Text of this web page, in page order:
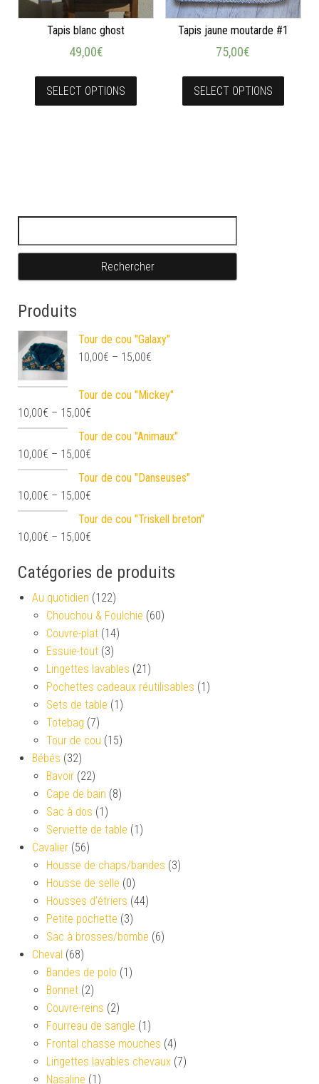
Tapis blanc ghost
49,00€
SELECT OPTIONS
Tapis jaune moutarde #1
75,00€
SELECT OPTIONS
Produits
Tour de cou "Galaxy"
10,00€ – 15,00€
Tour de cou "Mickey"
10,00€ – 15,00€
Tour de cou "Animaux"
10,00€ – 15,00€
Tour de cou "Danseuses"
10,00€ – 15,00€
Tour de cou "Triskell breton"
10,00€ – 15,00€
Catégories de produits
Au quotidien (122)
Chouchou & Foulchie (60)
Couvre-plat (14)
Essuie-tout (3)
Lingettes lavables (21)
Pochettes cadeaux réutilisables (1)
Sets de table (1)
Totebag (7)
Tour de cou (15)
Bébés (32)
Bavoir (22)
Cape de bain (8)
Sac à dos (1)
Serviette de table (1)
Cavalier (56)
Housse de chaps/bandes (3)
Housse de selle (0)
Housses d’étriers (44)
Petite pochette (3)
Sac à brosses/bombe (6)
Cheval (68)
Bandes de polo (1)
Bonnet (2)
Couvre-reins (2)
Fourreau de sangle (1)
Frontal chasse mouches (4)
Lingettes lavables chevaux (7)
Nasaline (1)